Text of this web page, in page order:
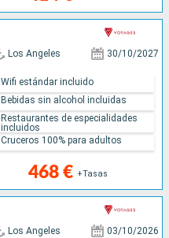
Los Angeles 30/10/2027
468 € +Tasas
Wifi estándar incluido
Bebidas sin alcohol incluidas
Restaurantes de especialidades
incluidos
Cruceros 100% para adultos
Los Angeles 03/10/2026